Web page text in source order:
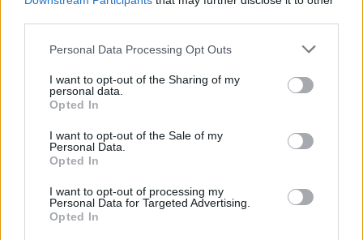
Personal Data Processing Opt Outs
I want to opt-out of the Sharing of my
personal data.
Opted In
I want to opt-out of the Sale of my
Personal Data.
Opted In
I want to opt-out of processing my
Personal Data for Targeted Advertising.
Opted In